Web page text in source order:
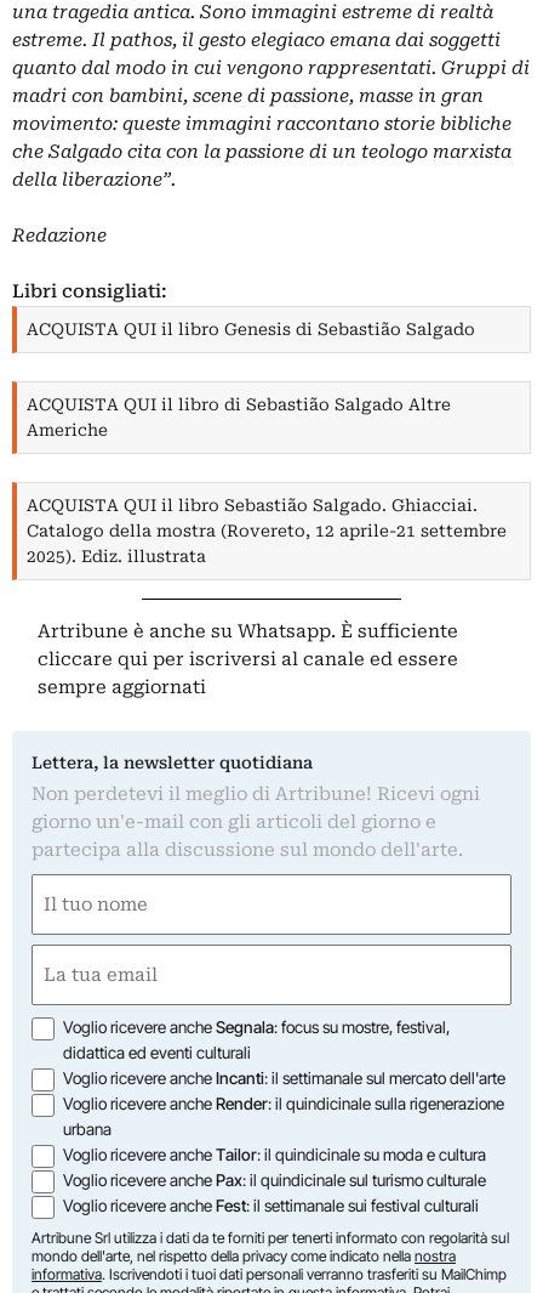
una tragedia antica. Sono immagini estreme di realtà
estreme. Il pathos, il gesto elegiaco emana dai soggetti
quanto dal modo in cui vengono rappresentati. Gruppi di
madri con bambini, scene di passione, masse in gran
movimento: queste immagini raccontano storie bibliche
che Salgado cita con la passione di un teologo marxista
della liberazione”.
Redazione
Libri consigliati:
ACQUISTA QUI il libro Genesis di Sebastião Salgado
ACQUISTA QUI il libro di Sebastião Salgado Altre
Americhe
ACQUISTA QUI il libro Sebastião Salgado. Ghiacciai.
Catalogo della mostra (Rovereto, 12 aprile-21 settembre
2025). Ediz. illustrata
Artribune è anche su Whatsapp. È sufficiente
cliccare qui per iscriversi al canale ed essere
sempre aggiornati
Lettera, la newsletter quotidiana
Non perdetevi il meglio di Artribune! Ricevi ogni
giorno un'e-mail con gli articoli del giorno e
partecipa alla discussione sul mondo dell'arte.
(Required)
First
(Required)
Opzioni
Voglio ricevere ancheSegnala: focus su mostre, festival,
didattica ed eventi culturali
Voglio ricevere ancheIncanti: il settimanale sul mercato dell'arte
Voglio ricevere ancheRender: il quindicinale sulla rigenerazione
urbana
Voglio ricevere ancheTailor: il quindicinale su moda e cultura
Voglio ricevere anchePax: il quindicinale sul turismo culturale
Voglio ricevere ancheFest: il settimanale sui festival culturali
Artribune Srl utilizza i dati da te forniti per tenerti informato con regolarità sul
mondo dell'arte, nel rispetto della privacy come indicato nella nostra
informativa. Iscrivendoti i tuoi dati personali verranno trasferiti su MailChimp